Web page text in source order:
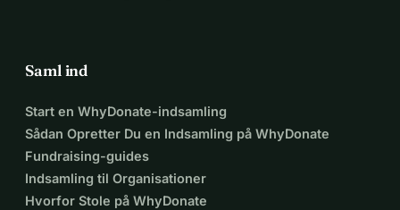
Saml ind
Start en WhyDonate-indsamling
Sådan Opretter Du en Indsamling på WhyDonate
Fundraising-guides
Indsamling til Organisationer
Hvorfor Stole på WhyDonate